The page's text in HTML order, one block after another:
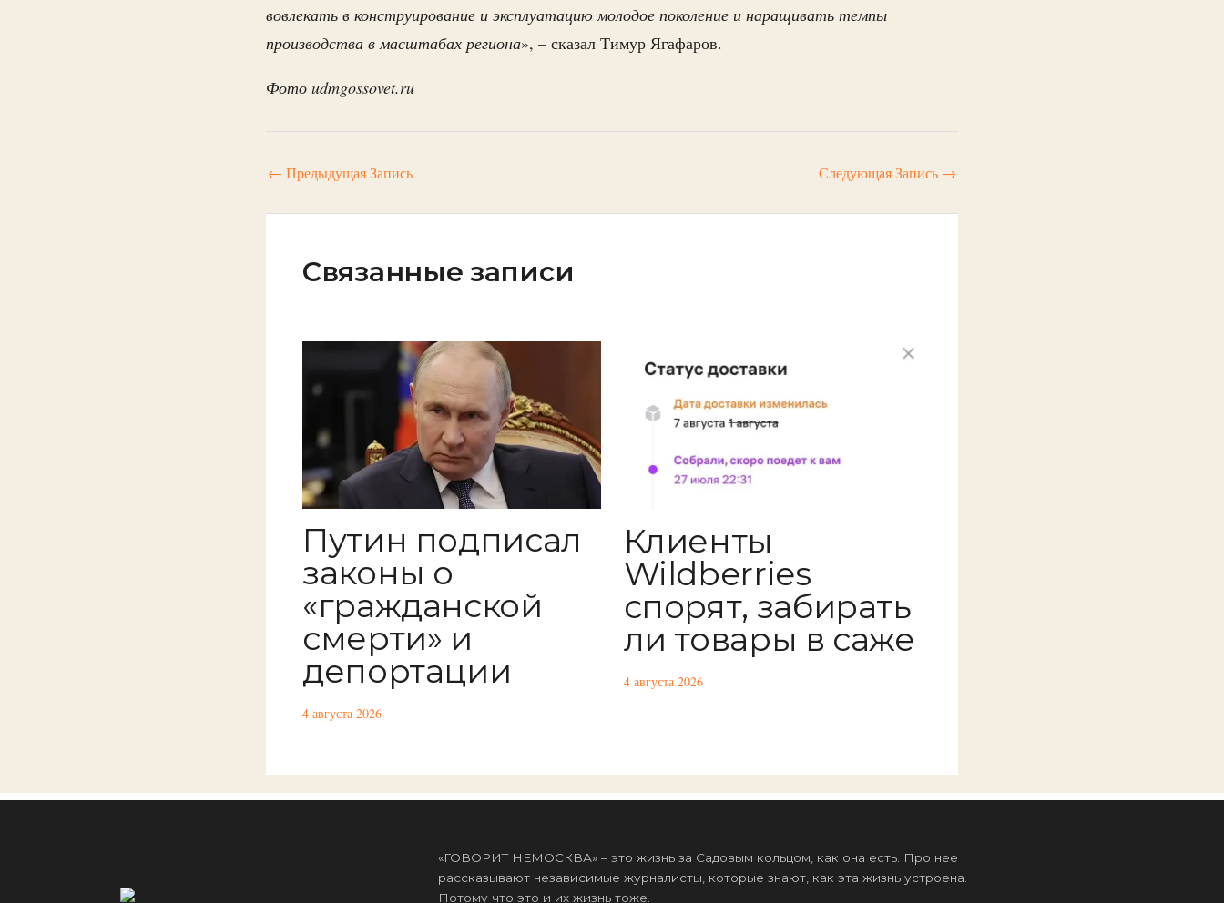
вовлекать в конструирование и эксплуатацию молодое поколение и наращивать темпы
производства в масштабах региона», – сказал Тимур Ягафаров.
Фото udmgossovet.ru
← Предыдущая Запись Следующая Запись →
Связанные записи
Путин подписал
законы о
«гражданской
смерти» и
депортации
4 августа 2026
Клиенты
Wildberries
спорят, забирать
ли товары в саже
4 августа 2026
«ГОВОРИТ НЕМОСКВА» – это жизнь за Садовым кольцом, как она есть. Про нее
рассказывают независимые журналисты, которые знают, как эта жизнь устроена.
Потому что это и их жизнь тоже.